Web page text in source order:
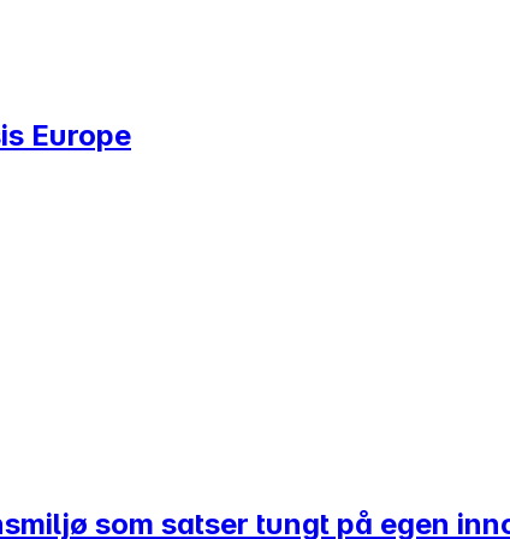
Europe
som satser tungt på egen